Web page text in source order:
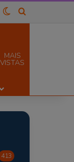
Barra Lateral
Switch skin
Procurar por
MAIS
VISTAS
413